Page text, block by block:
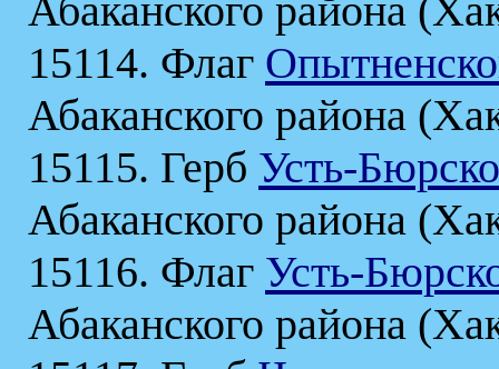
Абаканского района
15114. Флаг
Абаканского района
15115. Герб Усть-
Абаканского района
15116. Флаг Усть-
Абаканского района